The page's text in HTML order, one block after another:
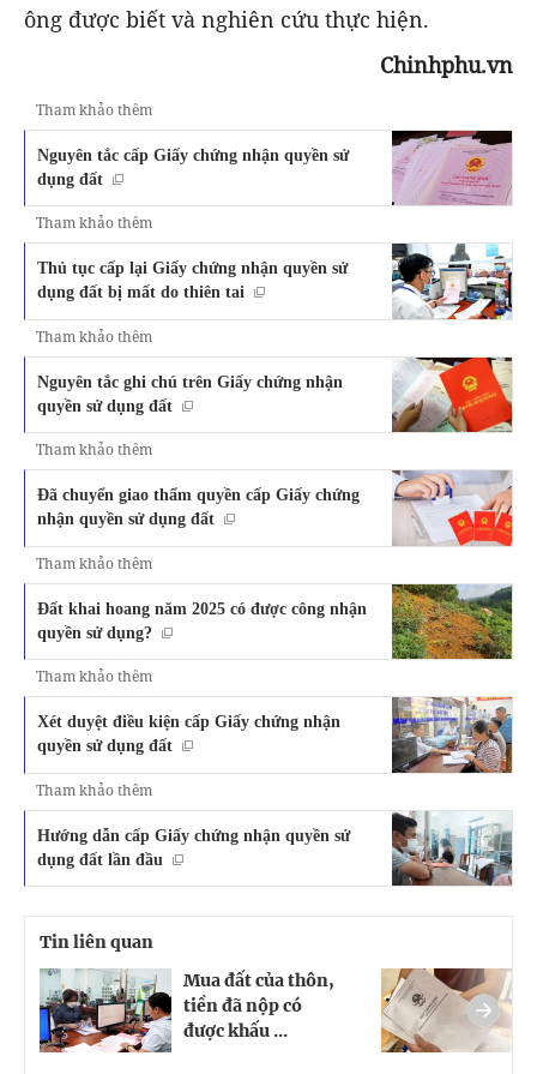
ông được biết và nghiên cứu thực hiện.
Chinhphu.vn
Tham khảo thêm
Nguyên tắc cấp Giấy chứng nhận quyền sử
dụng đất
Tham khảo thêm
Thủ tục cấp lại Giấy chứng nhận quyền sử
dụng đất bị mất do thiên tai
Tham khảo thêm
Nguyên tắc ghi chú trên Giấy chứng nhận
quyền sử dụng đất
Tham khảo thêm
Đã chuyển giao thẩm quyền cấp Giấy chứng
nhận quyền sử dụng đất
Tham khảo thêm
Đất khai hoang năm 2025 có được công nhận
quyền sử dụng?
Tham khảo thêm
Xét duyệt điều kiện cấp Giấy chứng nhận
quyền sử dụng đất
Tham khảo thêm
Hướng dẫn cấp Giấy chứng nhận quyền sử
dụng đất lần đầu
Tin liên quan
Mua đất của thôn,
tiền đã nộp có
được khấu ...